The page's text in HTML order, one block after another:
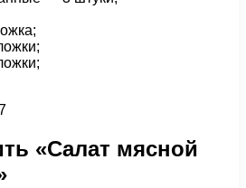
«Салат мясной